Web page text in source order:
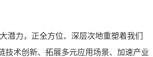
潜力，正全方位、深层次地重塑着我们
技术创新、拓展多元应用场景、加速产业